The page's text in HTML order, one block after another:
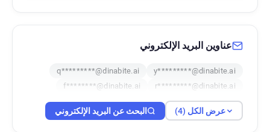
عناوين البريد الإلكتروني
y*********@dinabite.ai
q*********@dinabite.ai
r*********@dinabite.ai
f********@dinabite.ai
عرض الكل (4) البحث عن البريد الإلكتروني